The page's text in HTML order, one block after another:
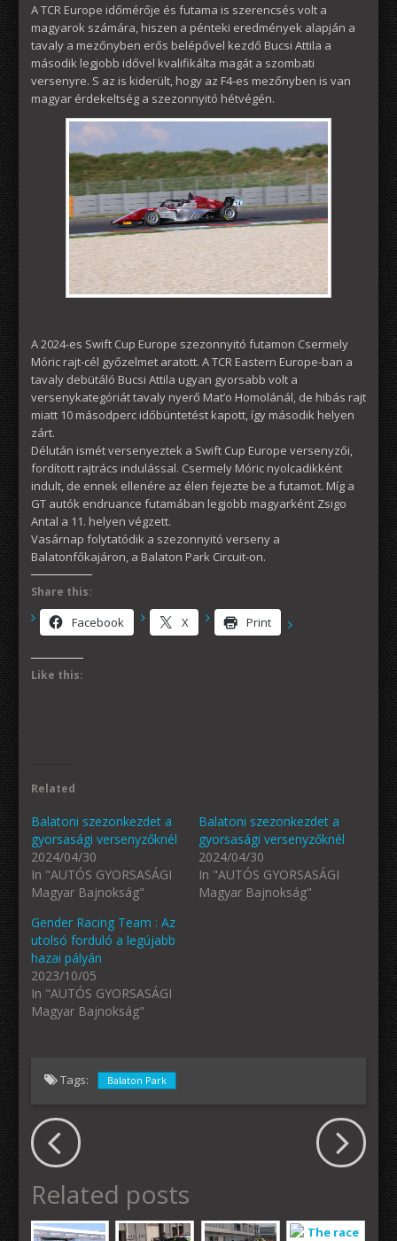
A TCR Europe időmérője és futama is szerencsés volt a
magyarok számára, hiszen a pénteki eredmények alapján a
tavaly a mezőnyben erős belépővel kezdő Bucsi Attila a
második legjobb idővel kvalifikálta magát a szombati
versenyre. S az is kiderült, hogy az F4-es mezőnyben is van
magyar érdekeltség a szezonnyitó hétvégén.
A 2024-es Swift Cup Europe szezonnyitó futamon Csermely
Móric rajt-cél győzelmet aratott. A TCR Eastern Europe-ban a
tavaly debütáló Bucsi Attila ugyan gyorsabb volt a
versenykategóriát tavaly nyerő Mat’o Homolánál, de hibás rajt
miatt 10 másodperc időbüntetést kapott, így második helyen
zárt.
Délután ismét versenyeztek a Swift Cup Europe versenyzői,
fordított rajtrács indulással. Csermely Móric nyolcadikként
indult, de ennek ellenére az élen fejezte be a futamot. Míg a
GT autók endruance futamában legjobb magyarként Zsigo
Antal a 11. helyen végzett.
Vasárnap folytatódik a szezonnyitó verseny a
Balatonfőkajáron, a Balaton Park Circuit-on.
Share this:
Facebook X Print
Like this:
Related
Balatoni szezonkezdet a
gyorsasági versenyzőknél
2024/04/30
In "AUTÓS GYORSASÁGI
Magyar Bajnokság"
Balatoni szezonkezdet a
gyorsasági versenyzőknél
2024/04/30
In "AUTÓS GYORSASÁGI
Magyar Bajnokság"
Gender Racing Team : Az
utolsó forduló a legújabb
hazai pályán
2023/10/05
In "AUTÓS GYORSASÁGI
Magyar Bajnokság"
Tags: Balaton Park
Related posts